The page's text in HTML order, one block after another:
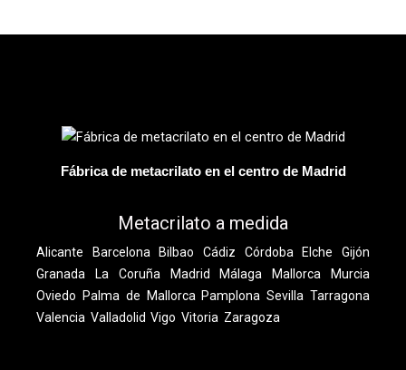
Fábrica de metacrilato en el centro de Madrid
Metacrilato a medida
Alicante Barcelona Bilbao Cádiz Córdoba Elche
Gijón
Granada
La Coruña Madrid Málaga Mallorca
Murcia
Oviedo Palma de Mallorca Pamplona Sevilla Tarragona
Valencia Valladolid Vigo Vitoria Zaragoza